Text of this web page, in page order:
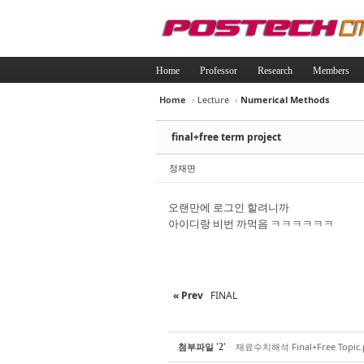
Home Professor Research Members
Home › Lecture › Numerical Methods
final+free term project
정재면
오랜만에 로그인 할려니까
아이디랑 비번 까먹음 ㅋㅋㅋㅋㅋㅋ
« Prev FINAL
첨부파일 '2' 재료수치해석 Final+Free
Sketchbook5, 스
Sketchbook5, 스